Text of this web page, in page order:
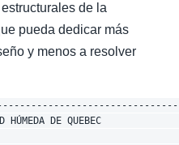
de la
pueda dedicar más
y menos a resolver
DE QUEBEC